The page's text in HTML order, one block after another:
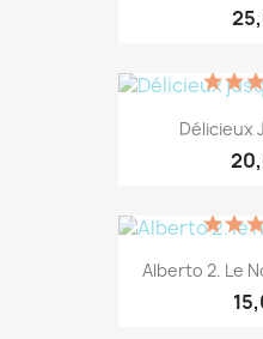
Délicieux
Alberto 2. Le